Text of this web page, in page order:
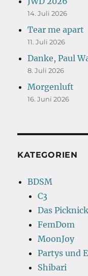
14. Juli 2026
Tear me apart
11. Juli 2026
Danke, Paul
8. Juli 2026
Morgenluft
16. Juni 2026
KATEGORIEN
BDSM
C3
Das Picknick
FemDom
MoonJoy
Partys und
Shibari